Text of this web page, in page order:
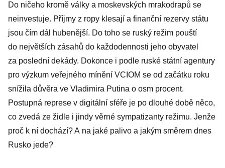
Do ničeho kromě války a moskevských mrakodrapů se
neinvestuje. Příjmy z ropy klesají a finanční rezervy státu
jsou čím dál hubenější. Do toho se ruský režim pouští
do největších zásahů do každodennosti jeho obyvatel
za poslední dekády. Dokonce i podle ruské státní agentury
pro výzkum veřejného mínění VCIOM se od začátku roku
snížila důvěra ve Vladimira Putina o osm procent.
Postupná represe v digitální sféře je po dlouhé době něco,
co zvedá ze židle i jindy věrné sympatizanty režimu. Jenže
proč k ní dochází? A na jaké palivo a jakým směrem dnes
Rusko jede?